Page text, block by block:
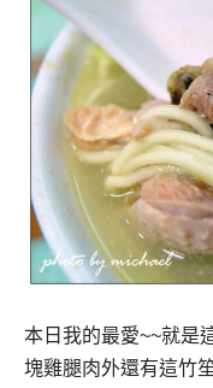
本日我的最愛~~就是
塊雞腿肉外還有這竹